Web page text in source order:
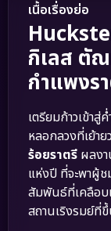
เนื้อเรื่องย่อ
กิเลส ตั
กำแพงร
เตรียมก้าวเข้า
หลอกลวงที่เย้า
ร้อยราตรี ผลง
แห่งปี ที่จะพาผู้ช
สัมพันธ์ที่เคลือบ
สถานเริงรมย์ที่